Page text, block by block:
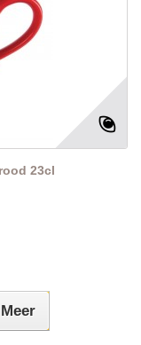
23cl
Meer